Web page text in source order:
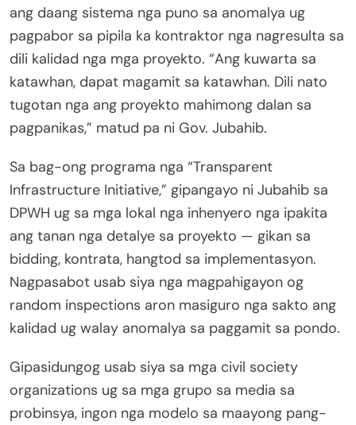
ang daang sistema nga puno sa anomalya ug
pagpabor sa pipila ka kontraktor nga nagresulta sa
dili kalidad nga mga proyekto. “Ang kuwarta sa
katawhan, dapat magamit sa katawhan. Dili nato
tugotan nga ang proyekto mahimong dalan sa
pagpanikas,” matud pa ni Gov. Jubahib.
Sa bag-ong programa nga “Transparent
Infrastructure Initiative,” gipangayo ni Jubahib sa
DPWH ug sa mga lokal nga inhenyero nga ipakita
ang tanan nga detalye sa proyekto — gikan sa
bidding, kontrata, hangtod sa implementasyon.
Nagpasabot usab siya nga magpahigayon og
random inspections aron masiguro nga sakto ang
kalidad ug walay anomalya sa paggamit sa pondo.
Gipasidungog usab siya sa mga civil society
organizations ug sa mga grupo sa media sa
probinsya, ingon nga modelo sa maayong pang-